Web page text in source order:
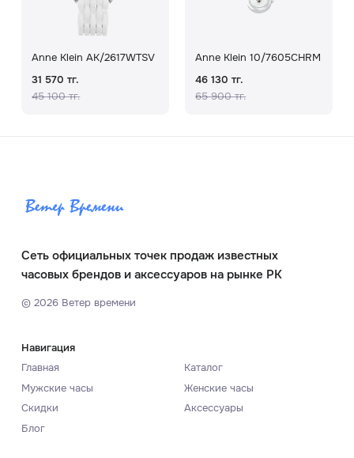
Anne Klein AK/2617WTSV
31 570 тг.
45 100 тг.
Anne Klein 10/7605CHRM
46 130 тг.
65 900 тг.
Сеть официальных точек продаж известных
часовых брендов и аксессуаров на рынке РК
© 2026Ветер времени
Навигация
Главная
Каталог
Мужские часы
Женские часы
Скидки
Аксессуары
Блог